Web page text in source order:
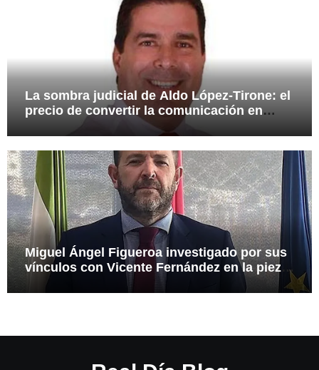
La sombra judicial de Aldo López-Tirone: el
precio de convertir la comunicación en
Miguel Ángel Figueroa investigado por sus
vínculos con Vicente Fernández en la pieza